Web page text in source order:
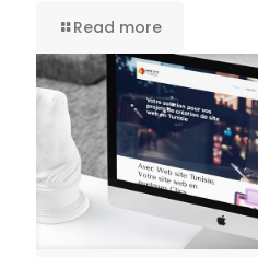
Read more